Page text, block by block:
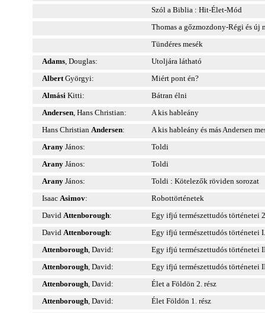
Szól a Biblia : Hit-Élet-Mód
Thomas a gőzmozdony-Régi és új
Tündéres mesék
Adams, Douglas:
Utoljára látható
AlbertGyörgyi:
Miért pont én?
Almási Kitti:
Bátran élni
Andersen, Hans Christian:
A kis hableány
Hans Christian Andersen:
A kis hableány és más Andersen
Arany János:
Toldi
Arany János:
Toldi
Arany János:
Toldi : Kötelezők röviden sorozat
Isaac Asimov:
Robottörténetek
David Attenborough:
Egy ifjú természettudós történetei
David Attenborough:
Egy ifjú természettudós történetei I.
Attenborough, David:
Egy ifjú természettudós történetei
Attenborough, David:
Egy ifjú természettudós történetei
Attenborough, David:
Élet a Földön 2. rész
Attenborough, David:
Élet Földön 1. rész